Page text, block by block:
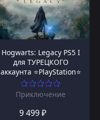
Hogwarts: Legacy PS5 I
для ТУРЕЦКОГО
аккаунта ⭐PlayStation⭐
Приключение
9 499 ₽